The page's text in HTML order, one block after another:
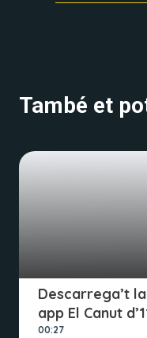
També et
Descarrega’t
app El Canut
00:27